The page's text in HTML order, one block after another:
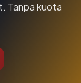
Tanpa kuota